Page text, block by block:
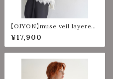
【OJYON】muse veil layered
top 【YELLOW】
¥17,900